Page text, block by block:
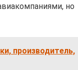
но
производитель,